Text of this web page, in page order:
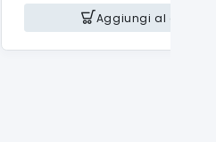
Aggiungi al carrello